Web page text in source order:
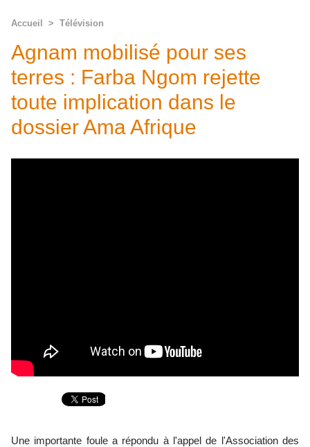
Accueil > Télévision
Agnam mobilisé pour ses
terres : Farba Ngom rejette
toute implication dans le
dossier Ama Afrique
Une importante foule a répondu à l'appel de l'Association des